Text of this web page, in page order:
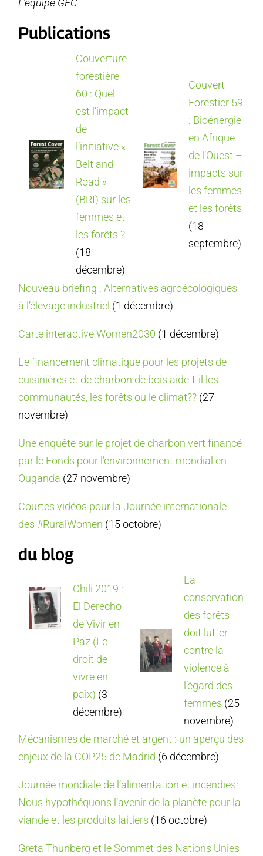
L’équipe GFC
Publications
Couverture
forestière
60 : Quel
est l’impact
de
l’initiative «
Belt and
Road »
(BRI) sur les
femmes et
les forêts ?
(18
décembre)
Couvert
Forestier 59
: Bioénergie
en Afrique
de l’Ouest –
impacts sur
les femmes
et les forêts
(18
septembre)
Nouveau briefing : Alternatives agroécologiques
à l’élevage industriel (1 décembre)
Carte interactive Women2030 (1 décembre)
Le financement climatique pour les projets de
cuisinières et de charbon de bois aide-t-il les
communautés, les forêts ou le climat?? (27
novembre)
Une enquête sur le projet de charbon vert financé
par le Fonds pour l’environnement mondial en
Ouganda (27 novembre)
Courtes vidéos pour la Journée internationale
des #RuralWomen (15 octobre)
du blog
Chili 2019 :
El Derecho
de Vivir en
Paz (Le
droit de
vivre en
paix) (3
décembre)
La
conservation
des forêts
doit lutter
contre la
violence à
l’égard des
femmes (25
novembre)
Mécanismes de marché et argent : un aperçu des
enjeux de la COP25 de Madrid (6 décembre)
Journée mondiale de l’alimentation et incendies:
Nous hypothéquons l’avenir de la planète pour la
viande et les produits laitiers (16 octobre)
Greta Thunberg et le Sommet des Nations Unies